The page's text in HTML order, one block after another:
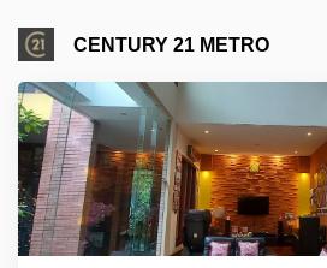
CENTURY 21 METRO